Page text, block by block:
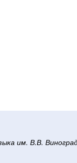
им. В.В.